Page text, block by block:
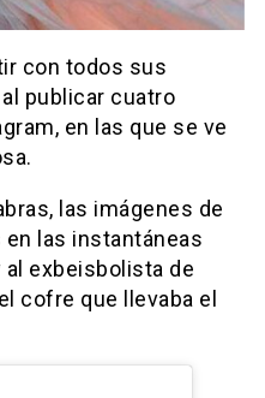
con todos sus
publicar cuatro
en las que se ve
las imágenes de
en las instantáneas
al exbeisbolista de
cofre que llevaba el